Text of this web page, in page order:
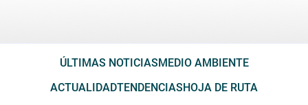
ÚLTIMAS NOTICIASMEDIO AMBIENTE
ACTUALIDADTENDENCIASHOJA DE RUTA